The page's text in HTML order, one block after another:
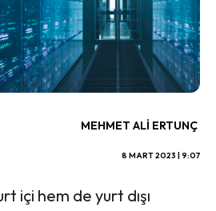
MEHMET ALI ERTUNÇ
8 MART 2023 | 9:07
içi hem de yurt dışı